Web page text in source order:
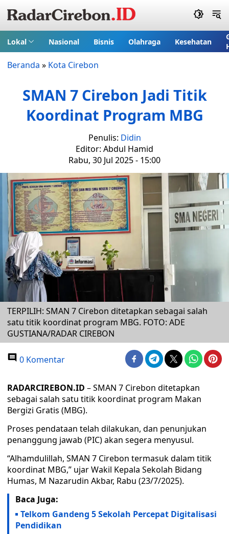
Lokal Nasional Bisnis Olahraga Kesehatan
Beranda » Kota Cirebon
SMAN 7 Cirebon Jadi Titik
Koordinat Program MBG
Penulis: Didin
Editor: Abdul Hamid
Rabu, 30 Jul 2025 - 15:00
TERPILIH: SMAN 7 Cirebon ditetapkan sebagai salah
satu titik koordinat program MBG. FOTO: ADE
GUSTIANA/RADAR CIREBON
0 Komentar
RADARCIREBON.ID – SMAN 7 Cirebon ditetapkan
sebagai salah satu titik koordinat program Makan
Bergizi Gratis (MBG).
Proses pendataan telah dilakukan, dan penunjukan
penanggung jawab (PIC) akan segera menyusul.
“Alhamdulillah, SMAN 7 Cirebon termasuk dalam titik
koordinat MBG,” ujar Wakil Kepala Sekolah Bidang
Humas, M Nazarudin Akbar, Rabu (23/7/2025).
Baca Juga:
Telkom Gandeng 5 Sekolah Percepat Digitalisasi
Pendidikan